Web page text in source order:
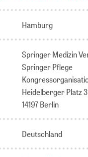
Hamburg
Springer Medizin
Springer Pflege
Heidelberger Platz 3
14197 Berlin
Deutschland